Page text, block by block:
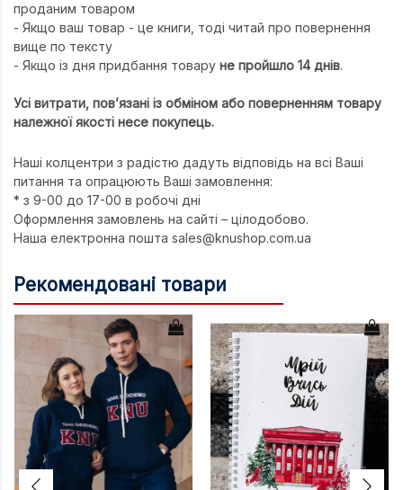
Філософія
проданим товаром
- Якщо ваш товар - це книги, тоді читай про повернення
вище по тексту
- Якщо із дня придбання товару не пройшло 14 днів.
Усі витрати, пов’язані із обміном або поверненням товару
належної якості несе покупець.
Наші колцентри з радістю дадуть відповідь на всі Ваші
питання та опрацюють Ваші замовлення:
* з 9-00 до 17-00 в робочі дні
Оформлення замовлень на сайті – цілодобово.
Наша електронна пошта sales@knushop.com.ua
Рекомендовані товари